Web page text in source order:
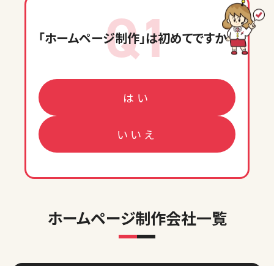
Q1
「ホームページ制作」は初めてですか？
はい
いいえ
ホームページ制作会社一覧